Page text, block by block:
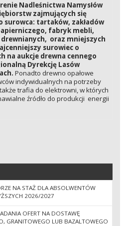
Nadleśnictwa Namysłów
zajmujących się
tartaków, zakładów
fabryk mebli,
oraz mniejszych
surowiec o
na aukcje drewna cennego
Dyrekcję Lasów
Ponadto drewno opałowe
indywidualnych na potrzeby
trafia do elektrowni, w których
źródło do produkcji energii
NA STAŻ DLA ABSOLWENTÓW
2026/2027
OFERT NA DOSTAWĘ
GRANITOWEGO LUB BAZALTOWEGO